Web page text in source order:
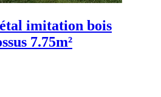
imitation bois
7.75m²